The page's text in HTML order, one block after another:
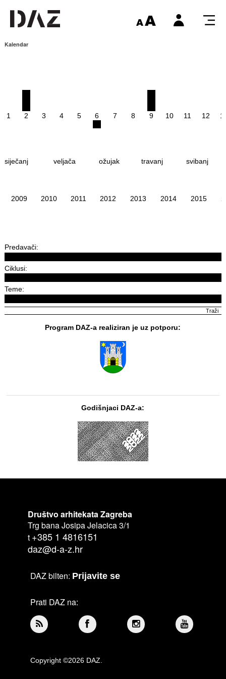
Kalendar
1 2 3 4 5 6 7 8 9 10 11 12
siječanj veljača ožujak travanj svibanj
2009 2010 2011 2012 2013 2014 2015
Predavači:
Ciklusi:
Teme:
Program DAZ-a realiziran je uz potporu:
Godišnjaci DAZ-a:
Društvo arhitekata Zagreba
Trg bana Josipa Jelacica 3/1
t +385 1 4816151
daz@d-a-z.hr
DAZ bilten: Prijavite se
Prati DAZ na:
Copyright ©2026 DAZ.